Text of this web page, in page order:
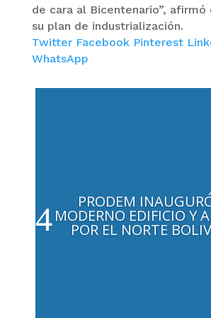
de cara al Bicentenario”, afirmó
su plan de industrialización.
Twitter Facebook Pinterest
WhatsApp
PRODEM
MODERNO EDIFICIO Y
POR EL NORTE